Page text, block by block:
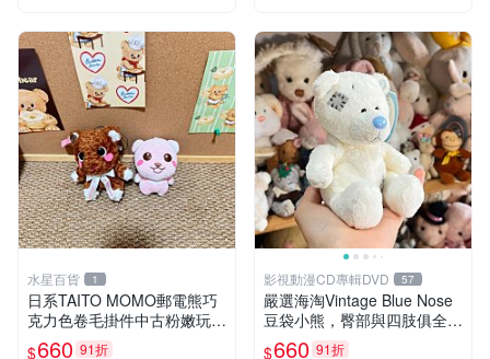
水星百貨 1
日系TAITO MOMO郵電熊巧
克力色卷毛掛件中古粉嫩玩偶
微瑕推薦 postpet momo 郵
$660 91折
影視動漫CD專輯DVD 57
嚴選海淘Vintage Blue Nose
豆袋小熊，臀部與四肢俱全，
坐高11公分，附原盒與吊牌
$660 91折